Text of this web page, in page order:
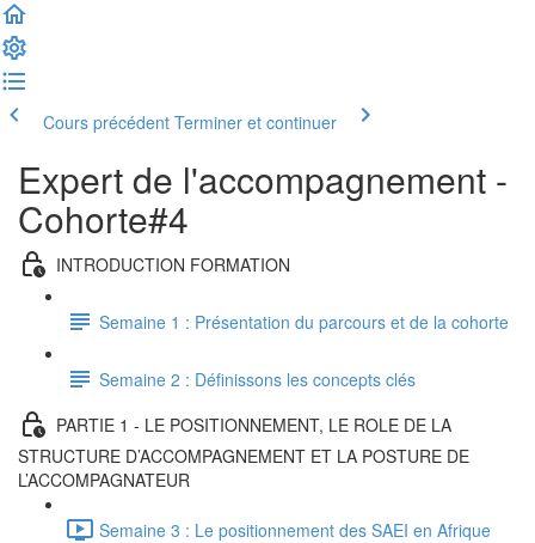
Cours précédent Terminer et continuer
Expert de l'accompagnement -
Cohorte#4
INTRODUCTION FORMATION
Semaine 1 : Présentation du parcours et de la cohorte
Semaine 2 : Définissons les concepts clés
PARTIE 1 - LE POSITIONNEMENT, LE ROLE DE LA
STRUCTURE D’ACCOMPAGNEMENT ET LA POSTURE DE
L’ACCOMPAGNATEUR
Semaine 3 : Le positionnement des SAEI en Afrique